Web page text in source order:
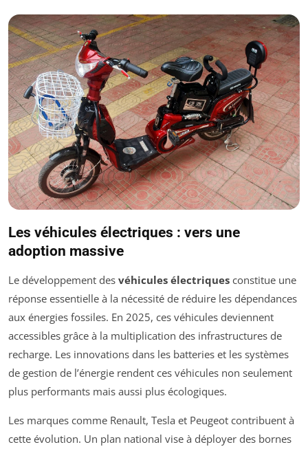
Les véhicules électriques : vers une
adoption massive
Le développement des véhicules électriques constitue une
réponse essentielle à la nécessité de réduire les dépendances
aux énergies fossiles. En 2025, ces véhicules deviennent
accessibles grâce à la multiplication des infrastructures de
recharge. Les innovations dans les batteries et les systèmes
de gestion de l’énergie rendent ces véhicules non seulement
plus performants mais aussi plus écologiques.
Les marques comme Renault, Tesla et Peugeot contribuent à
cette évolution. Un plan national vise à déployer des bornes